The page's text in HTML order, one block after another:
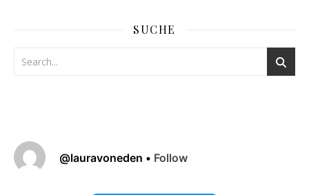
SUCHE
@lauravoneden • Follow